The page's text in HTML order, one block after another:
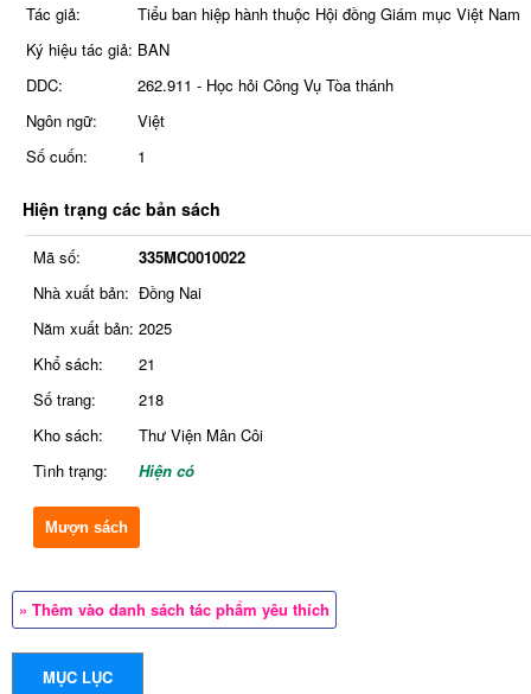
Tác giả:
Tiểu ban hiệp hành thuộc Hội đồng Giám mục Việt Nam
Ký hiệu tác giả: BAN
DDC:
262.911 - Học hỏi Công Vụ Tòa thánh
Ngôn ngữ:
Việt
Số cuốn:
1
Hiện trạng các bản sách
Mã số:
335MC0010022
Nhà xuất bản: Đồng Nai
Năm xuất bản: 2025
Khổ sách:
21
Số trang:
218
Kho sách:
Thư Viện Mân Côi
Tình trạng:
Hiện có
Mượn sách
» Thêm vào danh sách tác phẩm yêu thích
MỤC LỤC